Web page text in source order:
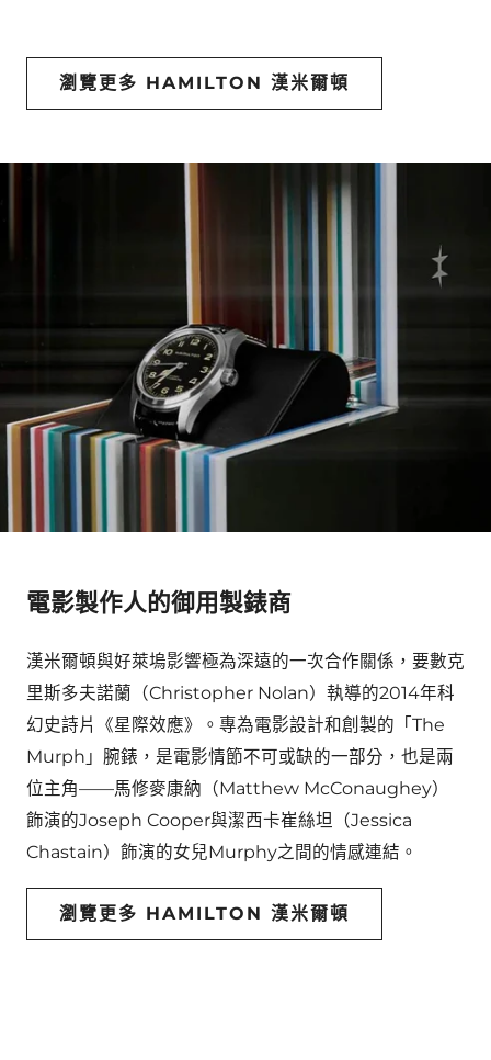
瀏覽更多 HAMILTON 漢米爾頓
電影製作人的御用製錶商
漢米爾頓與好萊塢影響極為深遠的一次合作關係，要數克
里斯多夫諾蘭（Christopher Nolan）執導的2014年科
幻史詩片《星際效應》。專為電影設計和創製的「The
Murph」腕錶，是電影情節不可或缺的一部分，也是兩
位主角——馬修麥康納（Matthew McConaughey）
飾演的Joseph Cooper與潔西卡崔絲坦（Jessica
Chastain）飾演的女兒Murphy之間的情感連結。
瀏覽更多 HAMILTON 漢米爾頓